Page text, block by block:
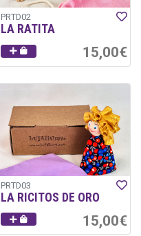
PRTD02
LA RATITA
15,00€
PRTD03
LA RICITOS DE ORO
15,00€